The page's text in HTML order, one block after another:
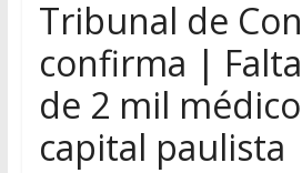
Tribunal de
confirma |
de 2 mil
capital paulista